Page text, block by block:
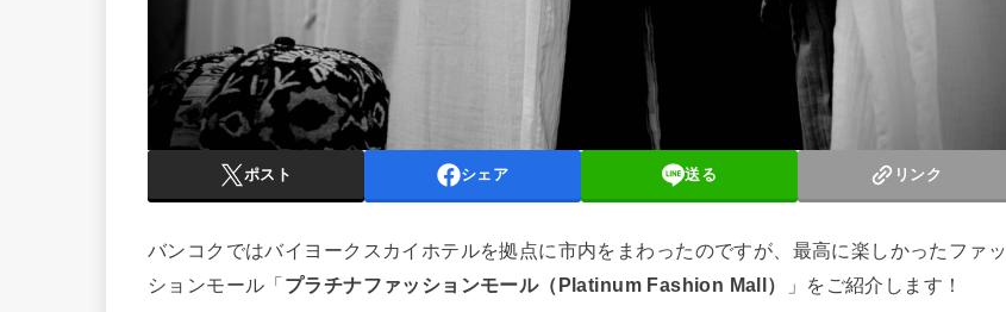
ポスト シェア 送る リンク
バンコクではバイヨークスカイホテルを拠点に市内をまわったのですが、最高に楽しかったファッ
ションモール「 プラチナファッションモール（Platinum Fashion Mall） 」をご紹介します！